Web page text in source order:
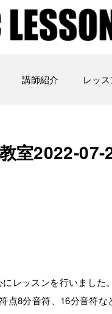
講師紹介 レッ
室2022-
レッスンを行いました。
点8分音符、16分音符